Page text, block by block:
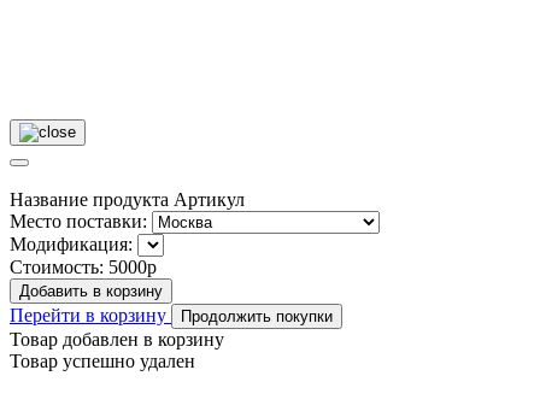
Название продукта Артикул
Место поставки:
Модификация:
Стоимость: 5000р
Добавить в корзину
Перейти в корзину Продолжить покупки
Товар добавлен в корзину
Товар успешно удален